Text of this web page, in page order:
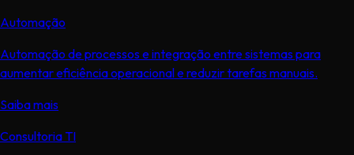
Automação
Automação de processos e integração entre sistemas para
aumentar eficiência operacional e reduzir tarefas manuais.
Saiba mais
Consultoria TI